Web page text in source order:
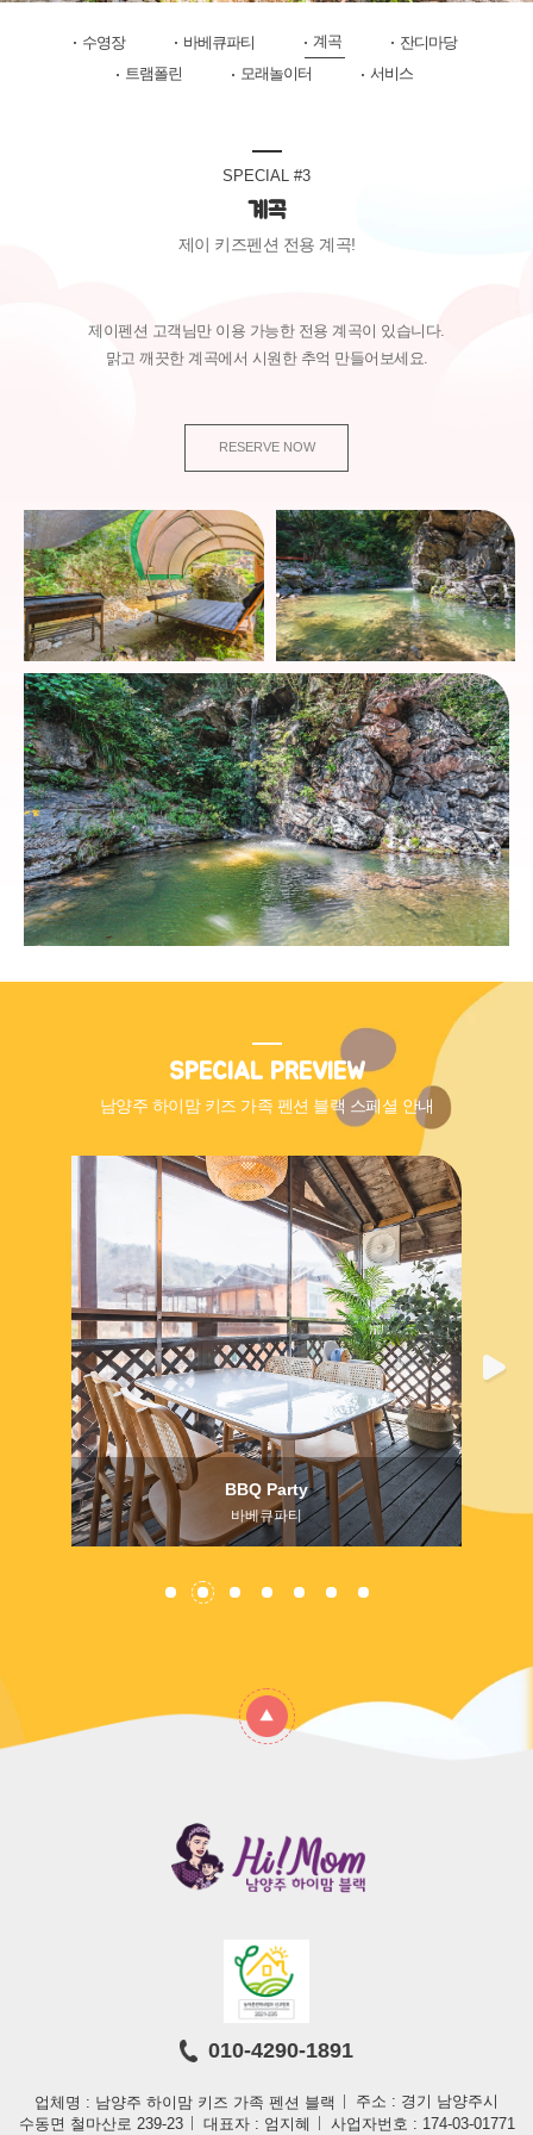
수영장 바베큐파티 계곡
잔디마당
트램폴린
모래놀이터 서비스
SPECIAL #3
계곡
제이 키즈펜션 전용 계곡!
제이펜션 고객님만 이용 가능한 전용 계곡이 있습니다.
맑고 깨끗한 계곡에서 시원한 추억 만들어보세요.
RESERVE NOW
SPECIAL PREVIEW
남양주 하이맘 키즈 가족 펜션 블랙 스페셜 안내
BBQ Party
바베큐파티
010-4290-1891
업체명 : 남양주 하이맘 키즈 가족 펜션 블랙
주소 : 경기 남양주시
수동면 철마산로 239-23
대표자 : 엄지혜 사업자번호 : 174-03-01771